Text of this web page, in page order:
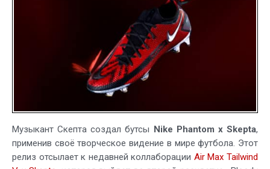
Музыкант Скепта создал бутсы Nike Phantom x Skepta,
применив своё творческое видение в мире футбола. Этот
релиз отсылает к недавней коллаборации Air Max Tailwind